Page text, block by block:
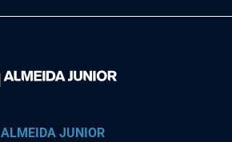
ALMEIDA JUNIOR